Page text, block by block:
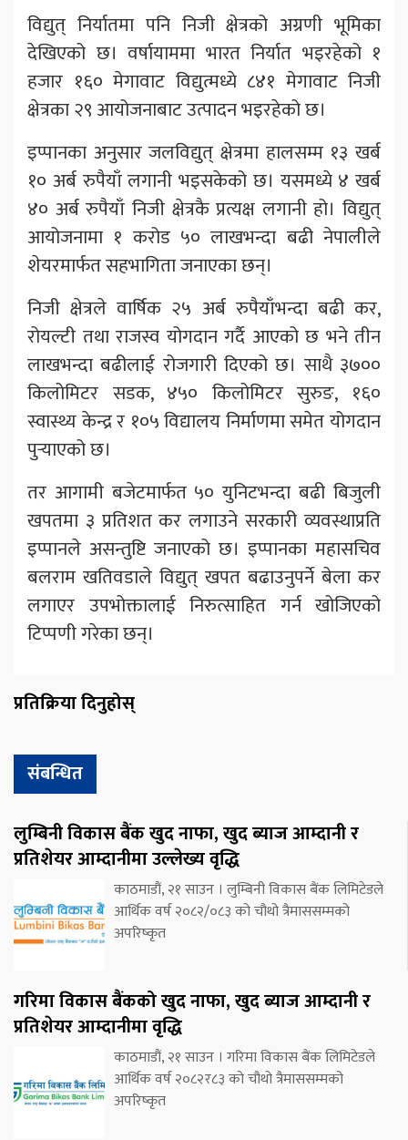
विद्युत् निर्यातमा पनि निजी क्षेत्रको अग्रणी भूमिका
देखिएको छ। वर्षायाममा भारत निर्यात भइरहेको १
हजार १६० मेगावाट विद्युत्मध्ये ८४१ मेगावाट निजी
क्षेत्रका २९ आयोजनाबाट उत्पादन भइरहेको छ।
इप्पानका अनुसार जलविद्युत् क्षेत्रमा हालसम्म १३ खर्ब
१० अर्ब रुपैयाँ लगानी भइसकेको छ। यसमध्ये ४ खर्ब
४० अर्ब रुपैयाँ निजी क्षेत्रकै प्रत्यक्ष लगानी हो। विद्युत्
आयोजनामा १ करोड ५० लाखभन्दा बढी नेपालीले
शेयरमार्फत सहभागिता जनाएका छन्।
निजी क्षेत्रले वार्षिक २५ अर्ब रुपैयाँभन्दा बढी कर,
रोयल्टी तथा राजस्व योगदान गर्दै आएको छ भने तीन
लाखभन्दा बढीलाई रोजगारी दिएको छ। साथै ३७००
किलोमिटर सडक, ४५० किलोमिटर सुरुङ, १६०
स्वास्थ्य केन्द्र र १०५ विद्यालय निर्माणमा समेत योगदान
पुर्‍याएको छ।
तर आगामी बजेटमार्फत ५० युनिटभन्दा बढी बिजुली
खपतमा ३ प्रतिशत कर लगाउने सरकारी व्यवस्थाप्रति
इप्पानले असन्तुष्टि जनाएको छ। इप्पानका महासचिव
बलराम खतिवडाले विद्युत् खपत बढाउनुपर्ने बेला कर
लगाएर उपभोक्तालाई निरुत्साहित गर्न खोजिएको
टिप्पणी गरेका छन्।
प्रतिक्रिया दिनुहोस्
संबन्धित
लुम्बिनी विकास बैंक खुद नाफा, खुद ब्याज आम्दानी र
प्रतिशेयर आम्दानीमा उल्लेख्य वृद्धि
काठमाडौं, २१ साउन । लुम्बिनी विकास बैंक लिमिटेडले
आर्थिक वर्ष २०८२/०८३ को चौथो त्रैमाससम्मको
अपरिष्कृत
गरिमा विकास बैंकको खुद नाफा, खुद ब्याज आम्दानी र
प्रतिशेयर आम्दानीमा वृद्धि
काठमाडौं, २१ साउन । गरिमा विकास बैंक लिमिटेडले
आर्थिक वर्ष २०८२र८३ को चौथो त्रैमाससम्मको
अपरिष्कृत